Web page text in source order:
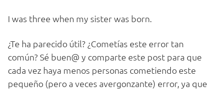
I was three when my sister was born.
¿Te ha parecido útil? ¿Cometías este error tan
común? Sé buen@ y comparte este post para que
cada vez haya menos personas cometiendo este
pequeño (pero a veces avergonzante) error, ya que